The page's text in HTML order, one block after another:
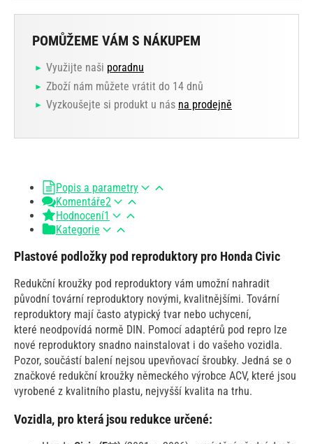
POMŮŽEME VÁM S NÁKUPEM
Využijte naši poradnu
Zboží nám můžete vrátit do 14 dnů
Vyzkoušejte si produkt u nás na prodejně
Popis a parametry
Komentáře2
Hodnocení1
Kategorie
Plastové podložky pod reproduktory pro Honda Civic
Redukční kroužky pod reproduktory vám umožní nahradit
původní tovární reproduktory novými, kvalitnějšími. Tovární
reproduktory mají často atypický tvar nebo uchycení,
které neodpovídá normě DIN. Pomocí adaptérů pod repro lze
nové reproduktory snadno nainstalovat i do vašeho vozidla.
Pozor, součástí balení nejsou upevňovací šroubky. Jedná se o
značkové redukční kroužky německého výrobce ACV, které jsou
vyrobené z kvalitního plastu, nejvyšší kvalita na trhu.
Vozidla, pro která jsou redukce určené: